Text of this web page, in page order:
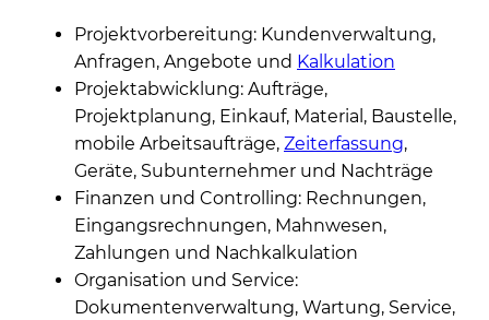
Projektvorbereitung: Kundenverwaltung,
Anfragen, Angebote und Kalkulation
Projektabwicklung: Aufträge,
Projektplanung, Einkauf, Material, Baustelle,
mobile Arbeitsaufträge, Zeiterfassung,
Geräte, Subunternehmer und Nachträge
Finanzen und Controlling: Rechnungen,
Eingangsrechnungen, Mahnwesen,
Zahlungen und Nachkalkulation
Organisation und Service:
Dokumentenverwaltung, Wartung, Service,